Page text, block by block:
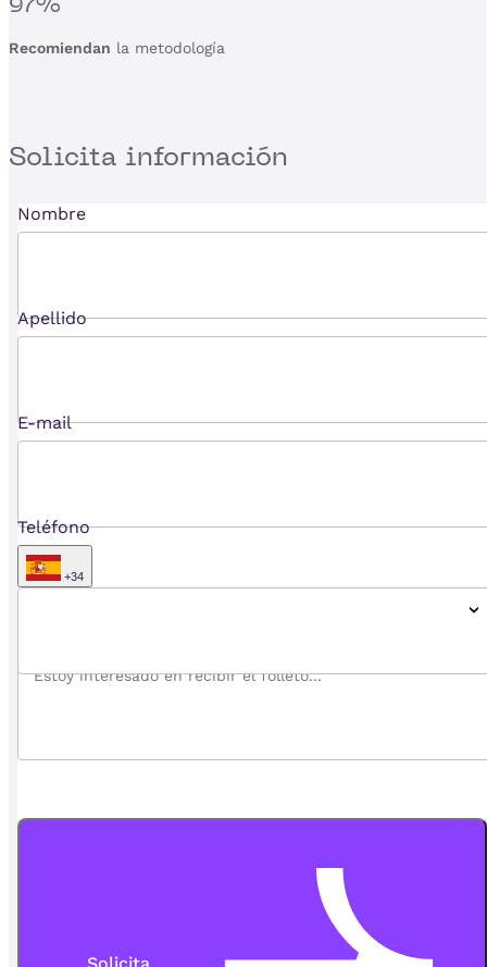
Recomiendan la metodología
Solicita información